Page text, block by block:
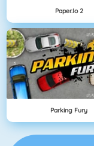
Paper.io 2
Parking Fury